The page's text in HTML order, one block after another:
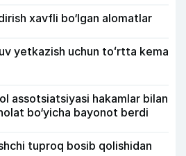
xavfli bo‘lgan alomatlar
yetkazish uchun toʻrtta kema
assotsiatsiyasi hakamlar bilan
bo‘yicha bayonot berdi
tuproq bosib qolishidan